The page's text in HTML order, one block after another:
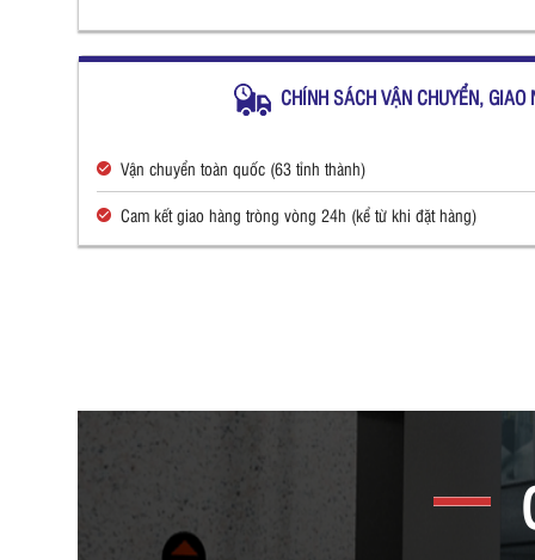
CHÍNH SÁCH VẬN CHUYỂN, GIAO
Vận chuyển toàn quốc (63 tỉnh thành)
Cam kết giao hàng tròng vòng 24h (kể từ khi đặt hàng)